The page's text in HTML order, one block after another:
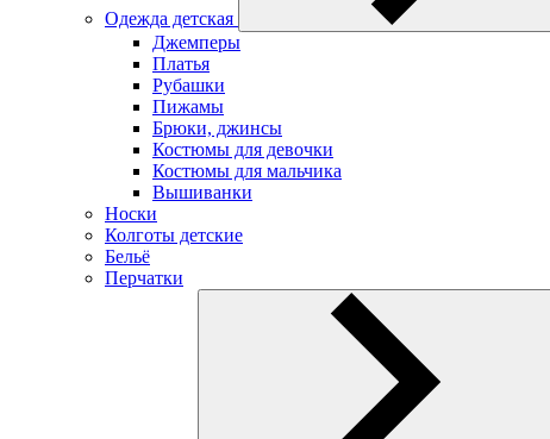
Одежда детская
Джемперы
Платья
Рубашки
Пижамы
Брюки, джинсы
Костюмы для девочки
Костюмы для мальчика
Вышиванки
Носки
Колготы детские
Бельё
Перчатки